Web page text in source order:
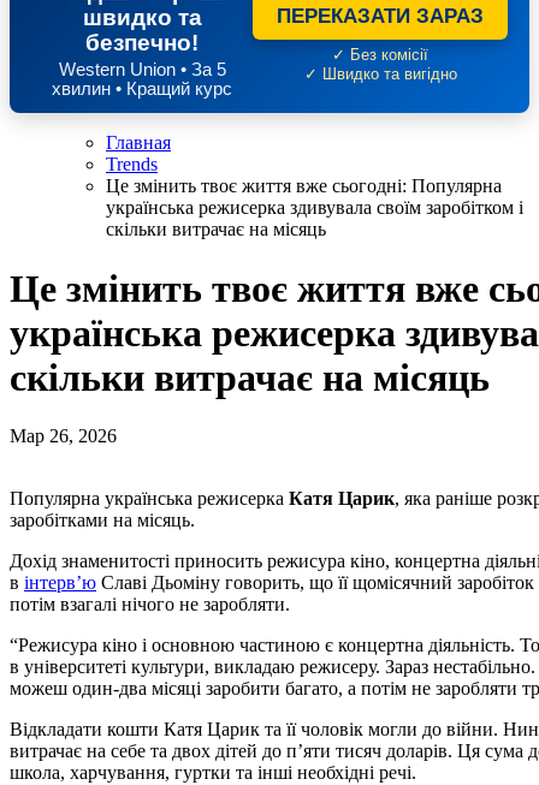
швидко та
безпечно!
Western Union • За 5
хвилин • Кращий курс
ПЕРЕКАЗАТИ ЗАРАЗ
✓ Без комісії
✓ Швидко та вигідно
Главная
Trends
Це змінить твоє життя вже сьогодні: Популярна
українська режисерка здивувала своїм заробітком і
скільки витрачає на місяць
Це змінить твоє життя вже
українська режисерка
скільки витрачає на місяць
Мар 26, 2026
Популярна українська режисерка Катя Царик, яка раніше
заробітками на місяць.
Дохід знаменитості приносить режисура кіно, концертна
в інтерв’ю Славі Дьоміну говорить, що її щомісячний
потім взагалі нічого не заробляти.
“Режисура кіно і основною частиною є концертна діяльність.
в університеті культури, викладаю режисеру. Зараз
можеш один-два місяці заробити багато, а потім не заробляти
Відкладати кошти Катя Царик та її чоловік могли до війни.
витрачає на себе та двох дітей до п’яти тисяч доларів. Ця
школа, харчування, гуртки та інші необхідні речі.